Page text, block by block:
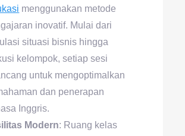
menggunakan metode
inovatif. Mulai dari
situasi bisnis hingga
kelompok, setiap sesi
untuk mengoptimalkan
dan penerapan
Inggris.
Modern: Ruang kelas